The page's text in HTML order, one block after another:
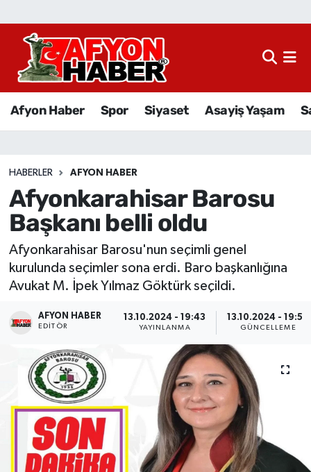
Afyon Haber Spor Siyaset Asayiş Yaşam
HABERLER AFYON HABER
Afyonkarahisar Barosu
Başkanı belli oldu
Afyonkarahisar Barosu'nun seçimli genel
kurulunda seçimler sona erdi. Baro başkanlığına
Avukat M. İpek Yılmaz Göktürk seçildi.
AFYON HABER
EDITÖR
13.10.2024 - 19:43
YAYINLANMA
13.10.2024 - 19:54
GÜNCELLEME
Afyon Haber
Sağlık
Eğitim
Sivil Toplum
Etkinlikler